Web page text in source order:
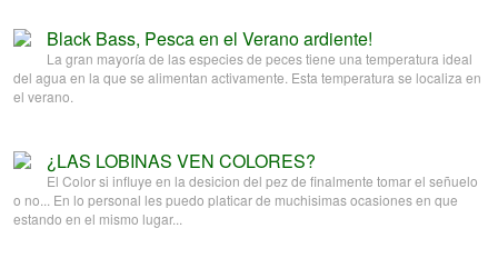
Black Bass, Pesca en el Verano ardiente!
La gran mayoría de las especies de peces tiene una temperatura ideal
del agua en la que se alimentan activamente. Esta temperatura se localiza en
el verano.
¿LAS LOBINAS VEN COLORES?
El Color si influye en la desicion del pez de finalmente tomar el señuelo
o no... En lo personal les puedo platicar de muchisimas ocasiones en que
estando en el mismo lugar...